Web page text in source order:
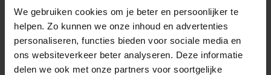
We gebruiken cookies om je beter en persoonlijker te
helpen. Zo kunnen we onze inhoud en advertenties
personaliseren, functies bieden voor sociale media en
ons websiteverkeer beter analyseren. Deze informatie
delen we ook met onze partners voor soortgelijke
Kontaktieren Sie uns direkt
Besuchen Sie dieSeite des Kundendienstesoder